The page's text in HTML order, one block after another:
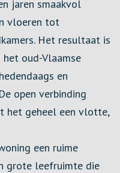
jaren smaakvol
vloeren tot
Het resultaat is
oud-Vlaamse
en
open verbinding
het geheel een vlotte,
een ruime
grote leefruimte die